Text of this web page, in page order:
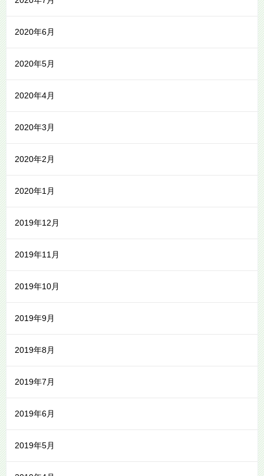
2020年6月
2020年5月
2020年4月
2020年3月
2020年2月
2020年1月
2019年12月
2019年11月
2019年10月
2019年9月
2019年8月
2019年7月
2019年6月
2019年5月